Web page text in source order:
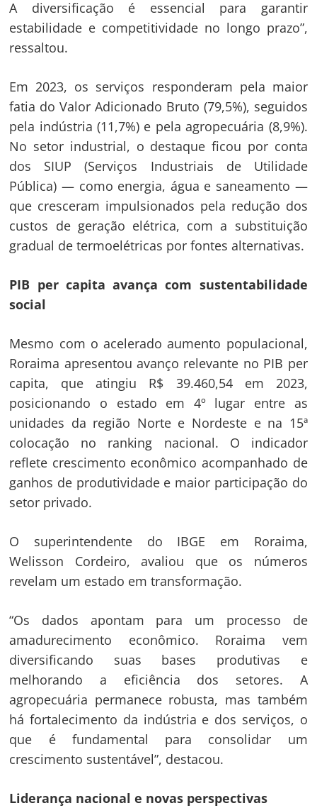
A diversificação é essencial para garantir
estabilidade e competitividade no longo prazo”,
ressaltou.
Em 2023, os serviços responderam pela maior
fatia do Valor Adicionado Bruto (79,5%), seguidos
pela indústria (11,7%) e pela agropecuária (8,9%).
No setor industrial, o destaque ficou por conta
dos SIUP (Serviços Industriais de Utilidade
Pública) — como energia, água e saneamento —
que cresceram impulsionados pela redução dos
custos de geração elétrica, com a substituição
gradual de termoelétricas por fontes alternativas.
PIB per capita avança com sustentabilidade
social
Mesmo com o acelerado aumento populacional,
Roraima apresentou avanço relevante no PIB per
capita, que atingiu R$ 39.460,54 em 2023,
posicionando o estado em 4º lugar entre as
unidades da região Norte e Nordeste e na 15ª
colocação no ranking nacional. O indicador
reflete crescimento econômico acompanhado de
ganhos de produtividade e maior participação do
setor privado.
O superintendente do IBGE em Roraima,
Welisson Cordeiro, avaliou que os números
revelam um estado em transformação.
“Os dados apontam para um processo de
amadurecimento econômico. Roraima vem
diversificando suas bases produtivas e
melhorando a eficiência dos setores. A
agropecuária permanece robusta, mas também
há fortalecimento da indústria e dos serviços, o
que é fundamental para consolidar um
crescimento sustentável”, destacou.
Liderança nacional e novas perspectivas